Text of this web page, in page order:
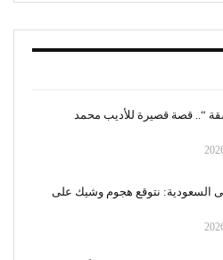
“.. قصة قصيرة للأديب محمد
السعودية: نتوقع هجوم وشيك على